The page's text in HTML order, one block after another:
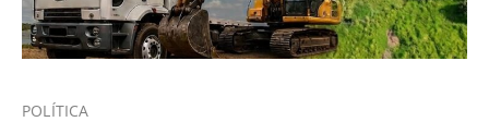
POLÍTICA